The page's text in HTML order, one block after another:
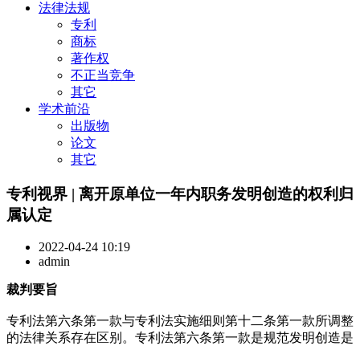
法律法规
专利
商标
著作权
不正当竞争
其它
学术前沿
出版物
论文
其它
专利视界 | 离开原单位一年内职务发明创造的权利归
属认定
2022-04-24 10:19
admin
裁判要旨
专利法第六条第一款与专利法实施细则第十二条第一款所调整
的法律关系存在区别。专利法第六条第一款是规范发明创造是